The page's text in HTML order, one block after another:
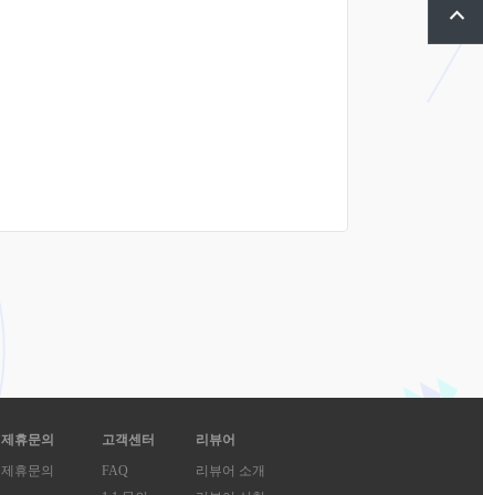
제휴문의
제휴문의
고객센터
FAQ
리뷰어
리뷰어 소개